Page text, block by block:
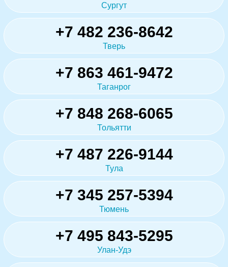
Сургут
+7 482 236-8642
Тверь
+7 863 461-9472
Таганрог
+7 848 268-6065
Тольятти
+7 487 226-9144
Тула
+7 345 257-5394
Тюмень
+7 495 843-5295
Улан-Удэ